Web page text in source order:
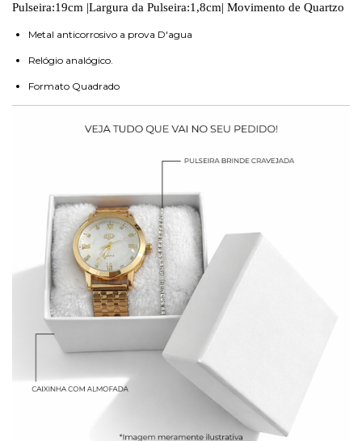
Pulseira:19cm |Largura da Pulseira:1,8cm| Movimento de Quartzo
Metal anticorrosivo a prova D'agua
Relógio analógico.
Formato Quadrado